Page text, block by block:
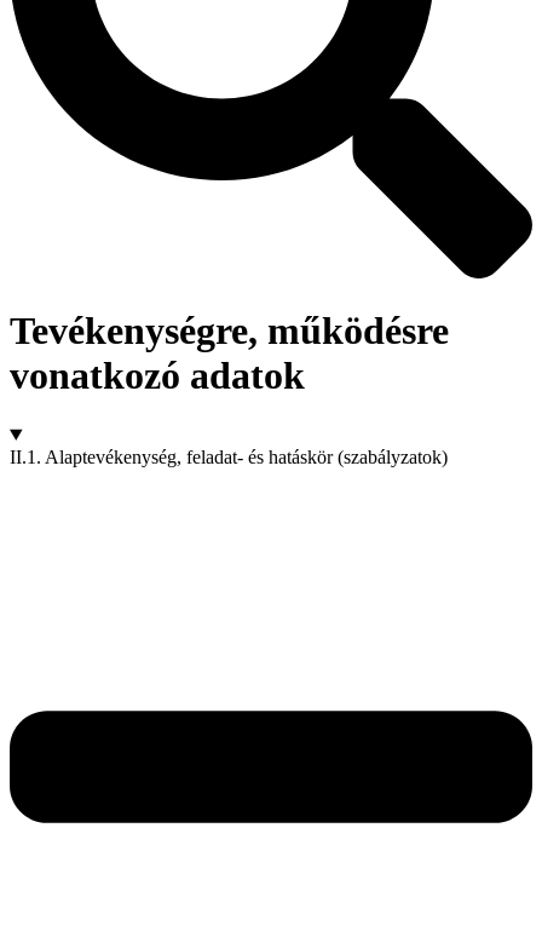
Tevékenységre, működésre
vonatkozó adatok
II.1. Alaptevékenység, feladat- és hatáskör (szabályzatok)